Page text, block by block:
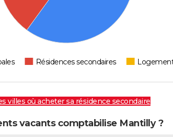
Résidences secondaires
villes où acheter sa résidence secondaire
vacants comptabilise Mantilly ?